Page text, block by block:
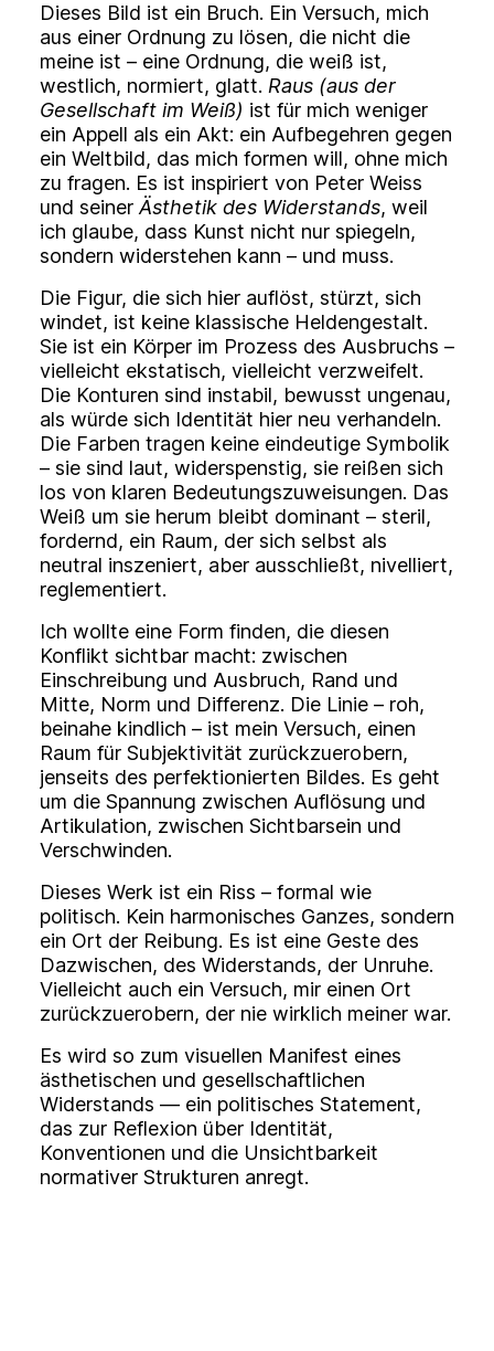
Dieses Bild ist ein Bruch. Ein Versuch, mich
aus einer Ordnung zu lösen, die nicht die
meine ist – eine Ordnung, die weiß ist,
westlich, normiert, glatt. Raus (aus der
Gesellschaft im Weiß) ist für mich weniger
ein Appell als ein Akt: ein Aufbegehren gegen
ein Weltbild, das mich formen will, ohne mich
zu fragen. Es ist inspiriert von Peter Weiss
und seiner Ästhetik des Widerstands, weil
ich glaube, dass Kunst nicht nur spiegeln,
sondern widerstehen kann – und muss.
Die Figur, die sich hier auflöst, stürzt, sich
windet, ist keine klassische Heldengestalt.
Sie ist ein Körper im Prozess des Ausbruchs –
vielleicht ekstatisch, vielleicht verzweifelt.
Die Konturen sind instabil, bewusst ungenau,
als würde sich Identität hier neu verhandeln.
Die Farben tragen keine eindeutige Symbolik
– sie sind laut, widerspenstig, sie reißen sich
los von klaren Bedeutungszuweisungen. Das
Weiß um sie herum bleibt dominant – steril,
fordernd, ein Raum, der sich selbst als
neutral inszeniert, aber ausschließt, nivelliert,
reglementiert.
Ich wollte eine Form finden, die diesen
Konflikt sichtbar macht: zwischen
Einschreibung und Ausbruch, Rand und
Mitte, Norm und Differenz. Die Linie – roh,
beinahe kindlich – ist mein Versuch, einen
Raum für Subjektivität zurückzuerobern,
jenseits des perfektionierten Bildes. Es geht
um die Spannung zwischen Auflösung und
Artikulation, zwischen Sichtbarsein und
Verschwinden.
Dieses Werk ist ein Riss – formal wie
politisch. Kein harmonisches Ganzes, sondern
ein Ort der Reibung. Es ist eine Geste des
Dazwischen, des Widerstands, der Unruhe.
Vielleicht auch ein Versuch, mir einen Ort
zurückzuerobern, der nie wirklich meiner war.
Es wird so zum visuellen Manifest eines
ästhetischen und gesellschaftlichen
Widerstands — ein politisches Statement,
das zur Reflexion über Identität,
Konventionen und die Unsichtbarkeit
normativer Strukturen anregt.